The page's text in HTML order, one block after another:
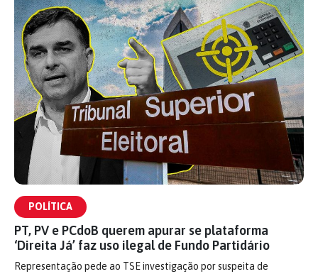
POLÍTICA
PT, PV e PCdoB querem apurar se plataforma
‘Direita Já’ faz uso ilegal de Fundo Partidário
Representação pede ao TSE investigação por suspeita de